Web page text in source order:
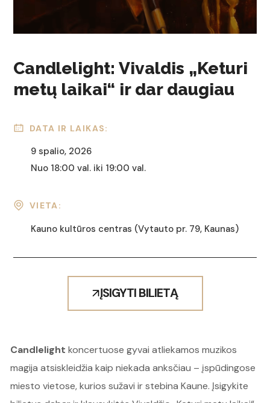
Candlelight: Vivaldis „Keturi
metų laikai“ ir dar daugiau
DATA IR LAIKAS:
9 spalio, 2026
Nuo 18:00 val. iki 19:00 val.
VIETA:
Kauno kultūros centras (Vytauto pr. 79, Kaunas)
ĮSIGYTI BILIETĄ
Candlelightkoncertuose gyvai atliekamos muzikos
magija atsiskleidžia kaip niekada anksčiau – įspūdingose
miesto vietose, kurios sužavi ir stebina Kaune. Įsigykite